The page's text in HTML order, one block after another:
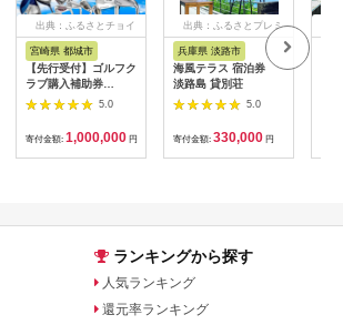
出典：ふるさとチョイ
宮崎県 都城市
【先行受付】ゴルフク
ラブ購入補助券
300,000円_GI-
C701_(都城市) ゴルフ
ゴルフクラブ ダンロ
ップ ゼクシオ スリク
ソン クリーブランド
ハイブリッド ウエッ
5.0
寄付金額: 1,000,000 円
出典：ふるさとプレミ
アム
兵庫県 淡路市
海風テラス 宿泊券
淡路島 貸別荘
5.0
寄付金額: 330,000 円
ランキングから探す
人気ランキング
還元率ランキング